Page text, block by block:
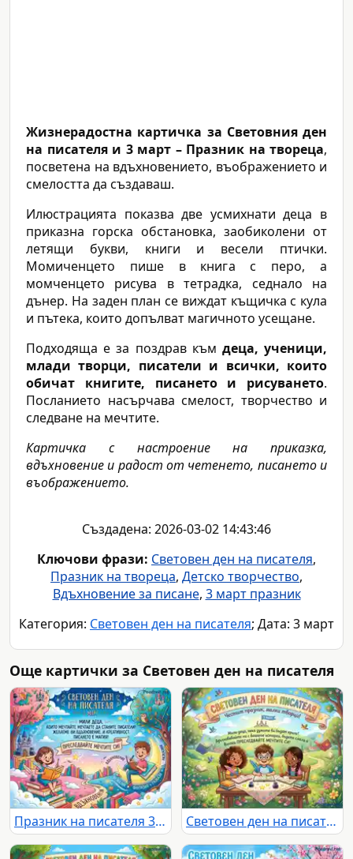
Жизнерадостна картичка за Световния ден
на писателя и 3 март – Празник на твореца,
посветена на вдъхновението, въображението и
смелостта да създаваш.
Илюстрацията показва две усмихнати деца в
приказна горска обстановка, заобиколени от
летящи букви, книги и весели птички.
Момиченцето пише в книга с перо, а
момченцето рисува в тетрадка, седнало на
дънер. На заден план се виждат къщичка с кула
и пътека, които допълват магичното усещане.
Подходяща е за поздрав към деца, ученици,
млади творци, писатели и всички, които
обичат книгите, писането и рисуването.
Посланието насърчава смелост, творчество и
следване на мечтите.
Картичка с настроение на приказка,
вдъхновение и радост от четенето, писането и
въображението.
Създадена: 2026-03-02 14:43:46
Ключови фрази: Световен ден на писателя,
Празник на твореца, Детско творчество,
Вдъхновение за писане, 3 март празник
Категория: Световен ден на писателя; Дата: 3 март
Още картички за Световен ден на писателя
Празник на писателя 3 март: Деца, книги и магия на въображението. Световен ден на писателя (3 март): Деца творци пишат с вдъхновение сред приказна природа.